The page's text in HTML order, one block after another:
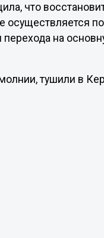
что
перехода на
тушили в